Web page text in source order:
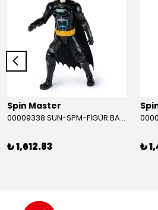
Spin Master
00009338 SUN-SPM-FİGÜR BATMAN NİNJA STRIKE 30 CM. EXC.
₺ 1,612.83 ₺